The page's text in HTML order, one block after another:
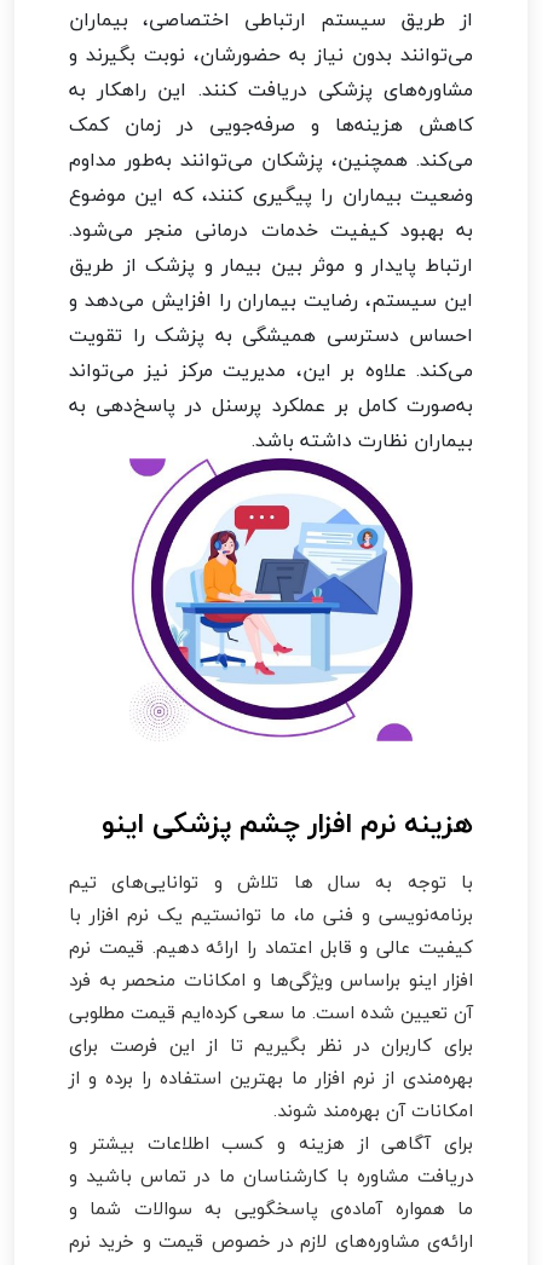
از طریق سیستم ارتباطی اختصاصی، بیماران
می‌توانند بدون نیاز به حضورشان، نوبت بگیرند و
مشاوره‌های پزشکی دریافت کنند. این راهکار به
کاهش هزینه‌ها و صرفه‌جویی در زمان کمک
می‌کند. همچنین، پزشکان می‌توانند به‌طور مداوم
وضعیت بیماران را پیگیری کنند، که این موضوع
به بهبود کیفیت خدمات درمانی منجر می‌شود.
ارتباط پایدار و موثر بین بیمار و پزشک از طریق
این سیستم، رضایت بیماران را افزایش می‌دهد و
احساس دسترسی همیشگی به پزشک را تقویت
می‌کند. علاوه بر این، مدیریت مرکز نیز می‌تواند
به‌صورت کامل بر عملکرد پرسنل در پاسخ‌دهی به
بیماران نظارت داشته باشد.
هزینه نرم افزار چشم پزشکی اینو
با توجه به سال ها تلاش و توانایی‌های تیم
برنامه‌نویسی و فنی ما، ما توانستیم یک نرم افزار با
کیفیت عالی و قابل اعتماد را ارائه دهیم. قیمت نرم
افزار اینو براساس ویژگی‌ها و امکانات منحصر به فرد
آن تعیین شده است. ما سعی کرده‌ایم قیمت مطلوبی
برای کاربران در نظر بگیریم تا از این فرصت برای
بهره‌مندی از نرم افزار ما بهترین استفاده را برده و از
امکانات آن بهره‌مند شوند.
برای آگاهی از هزینه و کسب اطلاعات بیشتر و
دریافت مشاوره با کارشناسان ما در تماس باشید و
ما همواره آماده‌ی پاسخگویی به سوالات شما و
ارائه‌ی مشاوره‌های لازم در خصوص قیمت و خرید نرم